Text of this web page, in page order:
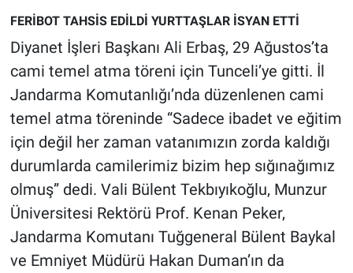
FERİBOT TAHSİS EDİLDİ YURTTAŞLAR İSYAN ETTİ
Diyanet İşleri Başkanı Ali Erbaş, 29 Ağustos’ta
cami temel atma töreni için Tunceli’ye gitti. İl
Jandarma Komutanlığı’nda düzenlenen cami
temel atma töreninde “Sadece ibadet ve eğitim
için değil her zaman vatanımızın zorda kaldığı
durumlarda camilerimiz bizim hep sığınağımız
olmuş” dedi. Vali Bülent Tekbıyıkoğlu, Munzur
Üniversitesi Rektörü Prof. Kenan Peker,
Jandarma Komutanı Tuğgeneral Bülent Baykal
ve Emniyet Müdürü Hakan Duman’ın da